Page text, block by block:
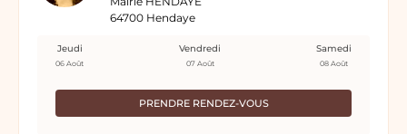
64700 Hendaye
PRENDRE RENDEZ-VOUS
Jeudi
06 Août
Vendredi
07 Août
Samedi
08 Août